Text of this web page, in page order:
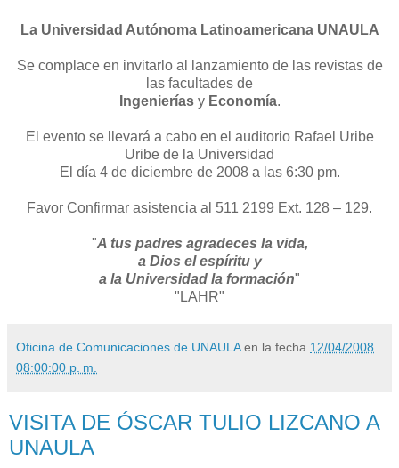
La Universidad Autónoma Latinoamericana UNAULA
Se complace en invitarlo al lanzamiento de las revistas de
las facultades de
Ingenieríasy Economía.
El evento se llevará a cabo en el auditorio Rafael Uribe
Uribe de la Universidad
El día 4 de diciembre de 2008 a las 6:30 pm.
Favor Confirmar asistencia al 511 2199 Ext. 128 – 129.
"A tus padres agradeces la vida,
a Dios el espíritu y
a la Universidad la formación"
"LAHR"
Oficina de Comunicaciones de UNAULA en la fecha 12/04/2008
08:00:00 p. m.
VISITA DE ÓSCAR TULIO LIZCANO A
UNAULA